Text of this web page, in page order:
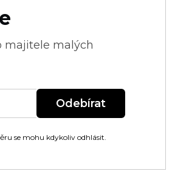
majitele malých
Odebírat
se mohu kdykoliv odhlásit.